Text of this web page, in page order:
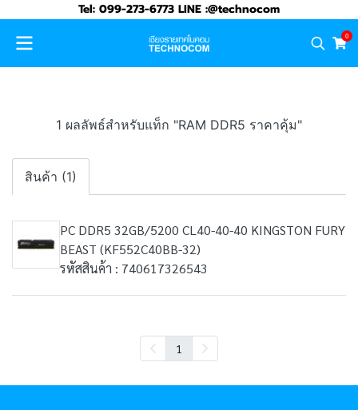
Tel: 099-273-6773 LINE :@technocom
0
1 ผลลัพธ์สำหรับแท็ก "RAM DDR5 ราคาคุ้ม"
สินค้า (1)
PC DDR5 32GB/5200 CL40-40-40 KINGSTON FURY
BEAST (KF552C40BB-32)
รหัสสินค้า : 740617326543
1